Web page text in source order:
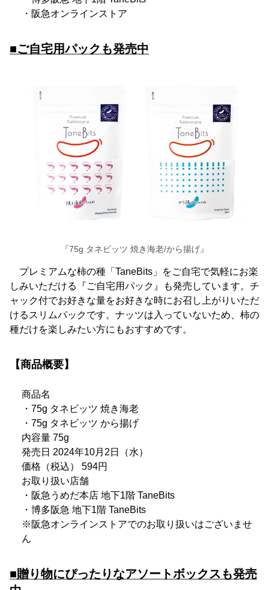
・阪急オンラインストア
■ご自宅用パックも発売中
『75g タネビッツ 焼き海老/から揚げ』
プレミアムな柿の種「TaneBits」をご自宅で気軽にお楽
しみいただける『ご自宅用パック』も発売しています。チ
ャック付でお好きな量をお好きな時にお召し上がりいただ
けるスリムパックです。ナッツは入っていないため、柿の
種だけを楽しみたい方にもおすすめです。
【商品概要】
商品名
・75g タネビッツ 焼き海老
・75g タネビッツ から揚げ
内容量 75g
発売日 2024年10月2日（水）
価格（税込） 594円
お取り扱い店舗
・阪急うめだ本店 地下1階 TaneBits
・博多阪急 地下1階 TaneBits
※阪急オンラインストアでのお取り扱いはございませ
ん
■贈り物にぴったりなアソートボックスも発売